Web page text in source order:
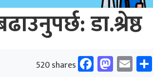
डा.श्रेष्ठ
520 shares Facebook